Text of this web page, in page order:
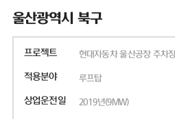
울산광역시 북구
프로젝트 현대자동차 울산공장 주차
적용분야 루프탑
상업운전일 2019년(9MW)